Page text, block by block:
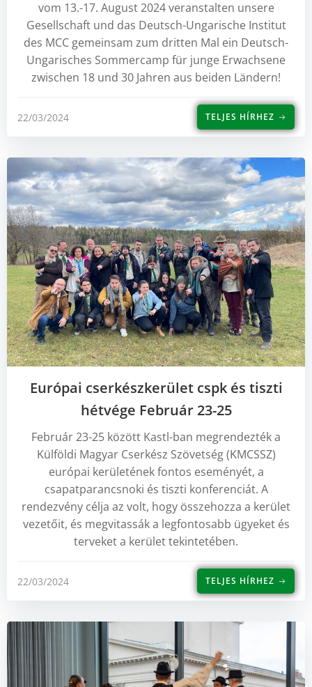
vom 13.-17. August 2024 veranstalten unsere
Gesellschaft und das Deutsch-Ungarische Institut
des MCC gemeinsam zum dritten Mal ein Deutsch-
Ungarisches Sommercamp für junge Erwachsene
zwischen 18 und 30 Jahren aus beiden Ländern!
22/03/2024 TELJES HÍRHEZ
Európai cserkészkerület cspk és tiszti
hétvége Február 23-25
Február 23-25 között Kastl-ban megrendezték a
Külföldi Magyar Cserkész Szövetség (KMCSSZ)
európai kerületének fontos eseményét, a
csapatparancsnoki és tiszti konferenciát. A
rendezvény célja az volt, hogy összehozza a kerület
vezetőit, és megvitassák a legfontosabb ügyeket és
terveket a kerület tekintetében.
22/03/2024 TELJES HÍRHEZ